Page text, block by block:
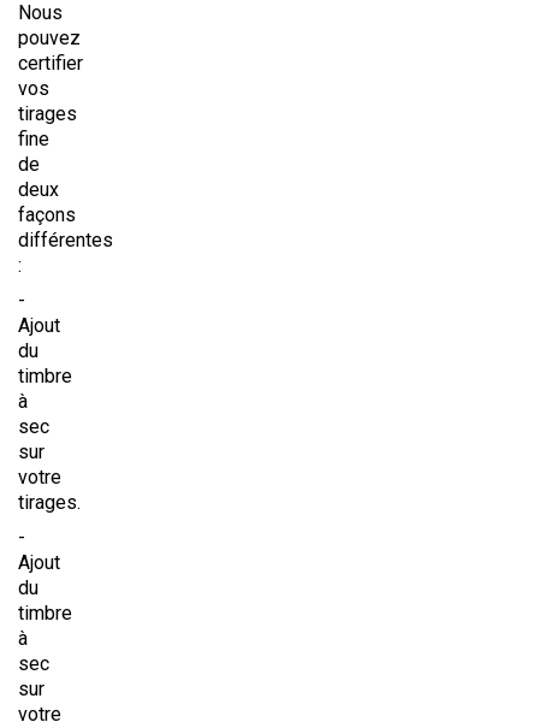
Nous
pouvez
certifier
vos
tirages
fine
de
deux
façons
différentes
:
-
Ajout
du
timbre
à
sec
sur
votre
tirages.
-
Ajout
du
timbre
à
sec
sur
votre